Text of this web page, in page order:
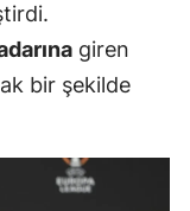
giren
bir şekilde